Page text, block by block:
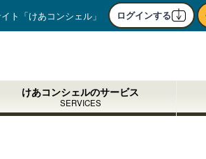
ト「けあコンシェル」 ログインする
けあコンシェルのサービス
SERVICES